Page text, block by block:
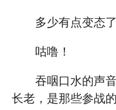
多少有点变态了
咕噜！
吞咽口水的声
长老，是那些参战